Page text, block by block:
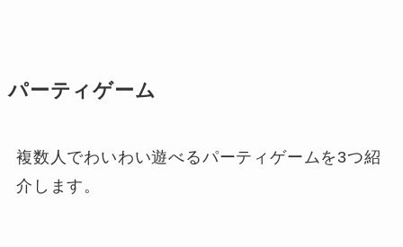
パーティゲーム
複数人でわいわい遊べるパーティゲームを3つ紹
介します。